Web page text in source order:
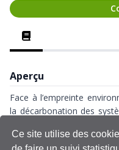
Ce site utilise des
Aperçu
Face à l’empreinte
la décarbonation des
un enjeu stratégique,
ouvrage collectif